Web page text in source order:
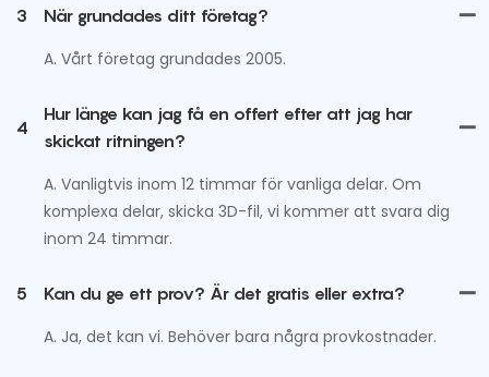
3
När grundades ditt företag?
A. Vårt företag grundades 2005.
4
Hur länge kan jag få en offert efter att jag har
skickat ritningen?
A. Vanligtvis inom 12 timmar för vanliga delar. Om
komplexa delar, skicka 3D-fil, vi kommer att svara dig
inom 24 timmar.
5
Kan du ge ett prov? Är det gratis eller extra?
A. Ja, det kan vi. Behöver bara några provkostnader.